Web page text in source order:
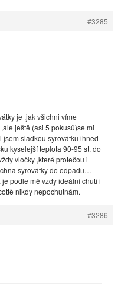
#3285
je ,jak všichni víme
ještě (asi 5 pokusů)se mi
sladkou syrovátku ihned
kyselejší teplota 90-95 st. do
vločky ,které protečou i
syrovátky do odpadu…
podle mě vždy ideální chuti i
nikdy nepochutnám.
#3286